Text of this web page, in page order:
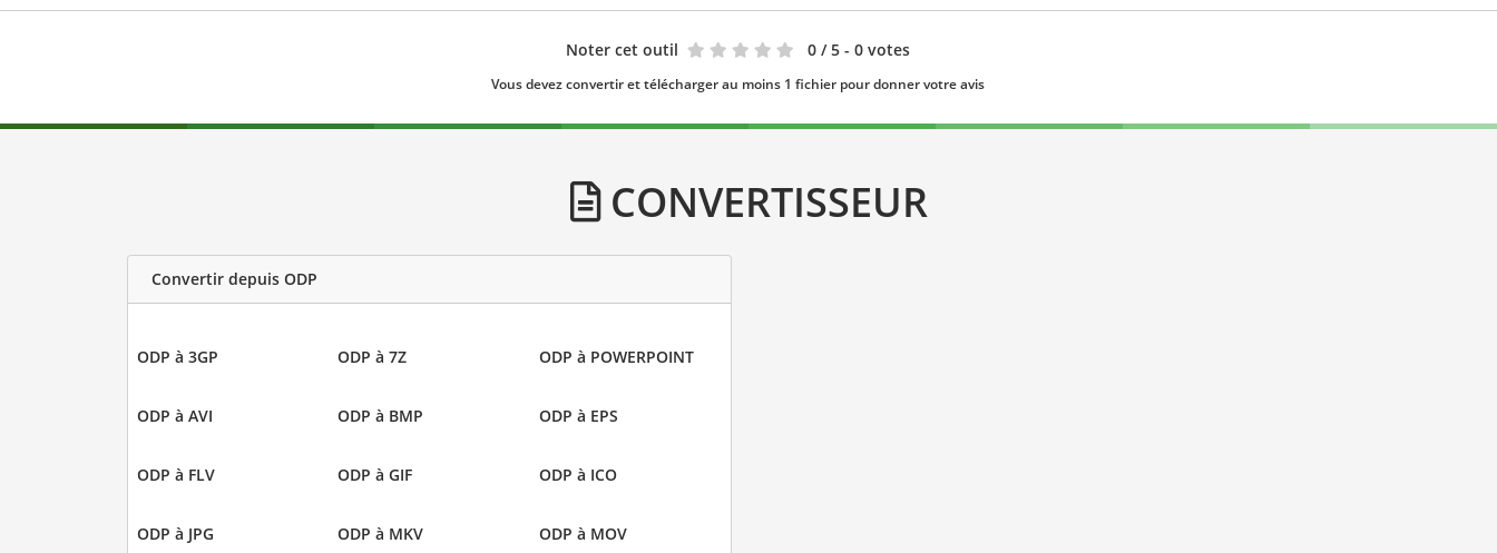
Noter cet outil 0 / 5 - 0 votes
Vous devez convertir et télécharger au moins 1 fichier pour donner votre avis
CONVERTISSEUR
Convertir depuis ODP
ODP à 3GP ODP à 7Z ODP à POWERPOINT
ODP à AVI ODP à BMP ODP à EPS
ODP à FLV ODP à GIF ODP à ICO
ODP à JPG ODP à MKV ODP à MOV